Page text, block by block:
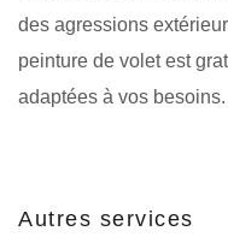
des agressions
peinture de volet est
adaptées à vos besoins.
Autres services